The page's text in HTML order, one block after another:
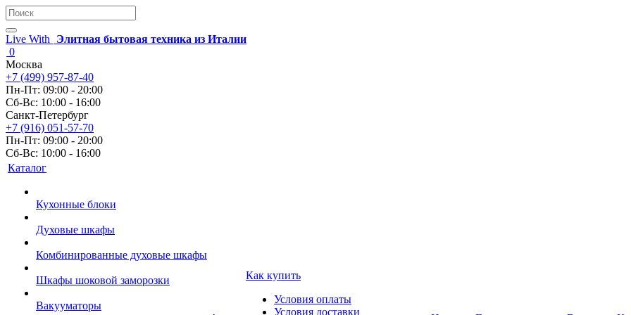
Live With
Элитная бытовая техника из Италии
0
Москва
+7 (499) 957-87-40
Пн-Пт: 09:00 - 20:00
Сб-Вс: 10:00 - 16:00
Санкт-Петербург
+7 (916) 051-57-70
Пн-Пт: 09:00 - 20:00
Сб-Вс: 10:00 - 16:00
Каталог
Кухонные блоки
Духовые шкафы
Комбинированные духовые шкафы
Шкафы шоковой заморозки
Вакууматоры
Как купить
Условия оплаты
Условия доставки